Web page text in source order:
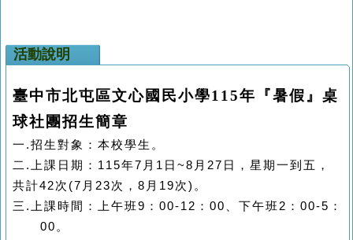
活動說明
臺中市北屯區文心國民小學115年『暑假』桌
球社團招生簡章
一 .招生對象：本校學生。
二 . 上課日期： 115年7 月 1 日 ~8 月 27 日，星期一到五，
共計42次 (7 月 23次， 8 月 19次) 。
三 . 上課時間：上午班9 ： 00-12 ： 00 、下午班 2 ： 00-5 ：
00 。